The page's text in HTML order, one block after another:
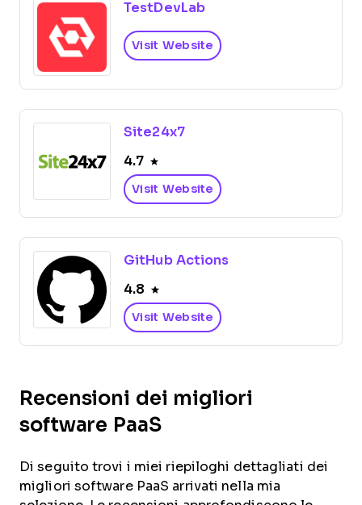
TestDevLab
Visit Website
Site24x7
4.7
Visit Website
GitHub Actions
4.8
Visit Website
Recensioni dei migliori
software PaaS
Di seguito trovi i miei riepiloghi dettagliati dei
migliori software PaaS arrivati nella mia